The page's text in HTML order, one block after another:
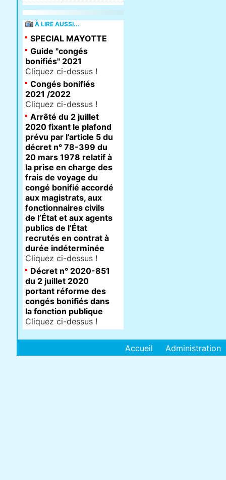
À LIRE AUSSI...
SPECIAL MAYOTTE
Guide "congés
bonifiés" 2021
Cliquez ci-dessus !
Congés bonifiés
2021 /2022
Cliquez ci-dessus !
Arrêté du 2 juillet
2020 fixant le plafond
prévu par l’article 5 du
décret n° 78-399 du
20 mars 1978 relatif à
la prise en charge des
frais de voyage du
congé bonifié accordé
aux magistrats, aux
fonctionnaires civils
de l’État et aux agents
publics de l’État
recrutés en contrat à
durée indéterminée
Cliquez ci-dessus !
Décret n° 2020-851
du 2 juillet 2020
portant réforme des
congés bonifiés dans
la fonction publique
Cliquez ci-dessus !
Accueil Administration